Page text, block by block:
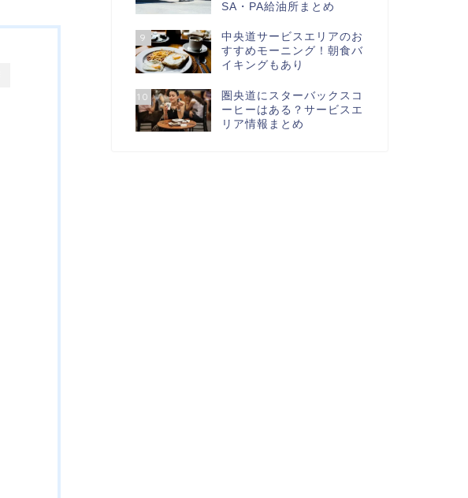
SA・PA給油所まとめ
9
中央道サービスエリアのお
すすめモーニング！朝食バ
イキングもあり
10
圏央道にスターバックスコ
ーヒーはある？サービスエ
リア情報まとめ